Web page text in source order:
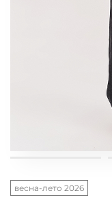
весна-лето 2026